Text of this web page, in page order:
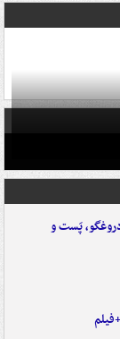
دروغگو، پَست‌ و